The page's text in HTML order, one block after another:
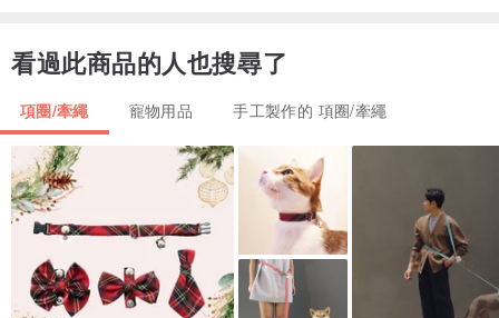
看過此商品的人也搜尋了
項圈/牽繩 寵物用品 手工製作的 項圈/牽繩